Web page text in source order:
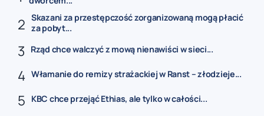
Skazani za przestępczość zorganizowaną mogą płacić
za pobyt...
Rząd chce walczyć z mową nienawiści w sieci...
Włamanie do remizy strażackiej w Ranst – złodzieje...
KBC chce przejąć Ethias, ale tylko w całości...